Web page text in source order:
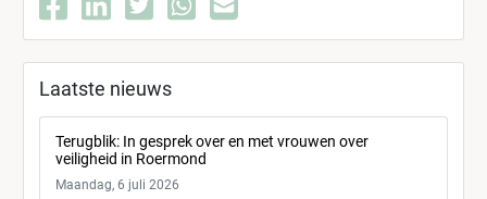
Laatste nieuws
Terugblik: In gesprek over en met vrouwen over
veiligheid in Roermond
Maandag, 6 juli 2026